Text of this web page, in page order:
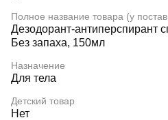
Полное название товара (у
Дезодорант-
Без запаха, 150мл
Назначение
Для тела
Детский товар
Нет